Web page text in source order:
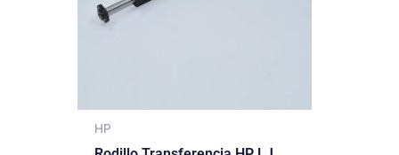
HP